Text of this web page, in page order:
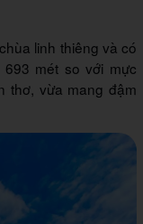
linh thiêng và có
mét so với mực
thơ, vừa mang đậm